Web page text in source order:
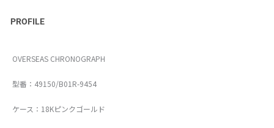
PROFILE
OVERSEAS CHRONOGRAPH
型番：49150/B01R-9454
ケース：18Kピンクゴールド